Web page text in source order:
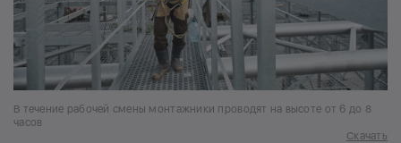
В течение рабочей смены монтажники проводят на высоте от 6 до 8
часов
Скачать